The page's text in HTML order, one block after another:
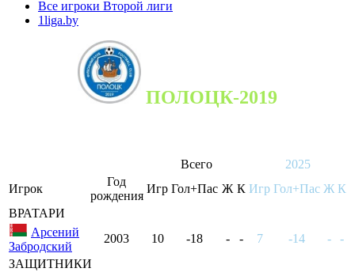
Все игроки Второй лиги
1liga.by
ПОЛОЦК-2019
Всего
2025
Игрок
Год
рождения
Игр Гол+Пас Ж К Игр Гол+Пас Ж К
ВРАТАРИ
Арсений
Забродский
2003 10 -18 - - 7 -14 -
-
ЗАЩИТНИКИ